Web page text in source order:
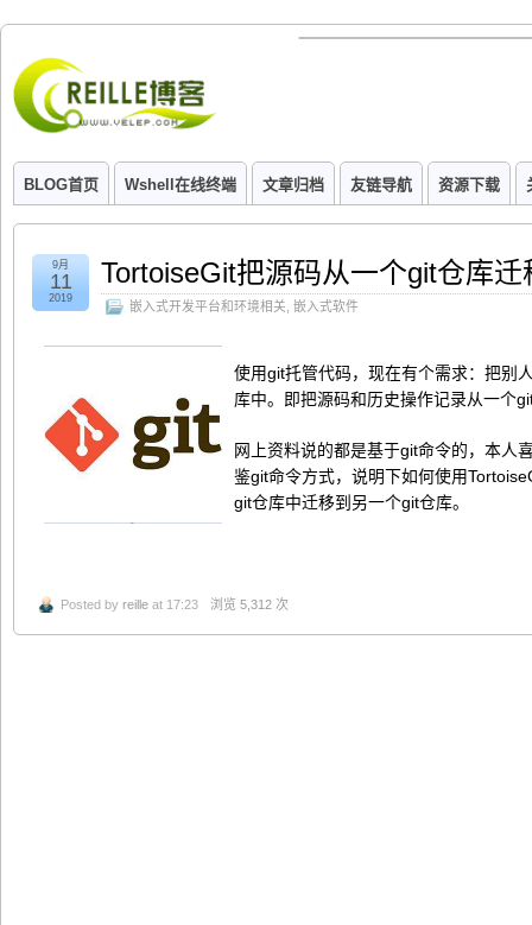
BLOG首页 Wshell在线终端 文章归档 友链导航 资源下载
TortoiseGit把源码从一个git仓库
嵌入式开发平台和环境相关 嵌入式软件
9月
11
2019
使用git托管代码，现在有个需求：把别
库中。即把源码和历史操作记录从一个
网上资料说的都是基于git命令的，本人
鉴git命令方式，说明下如何使用
git仓库中迁移到另一个git仓库。
Posted by reille at 17:23 浏览 5,312 次